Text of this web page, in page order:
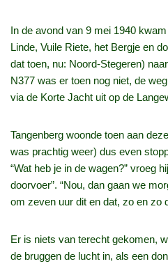
In de avond van 9 mei 1940
Linde, Vuile Riete, het Bergje en
dat toen, nu: Noord-Stegeren)
N377 was er toen nog niet, de
via de Korte Jacht uit op de
Tangenberg woonde toen aan
was prachtig weer) dus even
“Wat heb je in de wagen?” vroeg
doorvoer”. “Nou, dan gaan we
om zeven uur dit en dat, zo en zo
Er is niets van terecht gekomen,
de bruggen de lucht in, als een